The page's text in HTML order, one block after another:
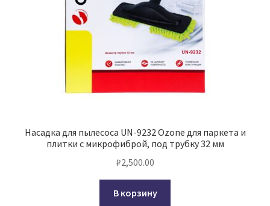
Насадка для пылесоса UN-9232 Ozone для паркета и
плитки с микрофиброй, под трубку 32 мм
₽2,500.00
В корзину